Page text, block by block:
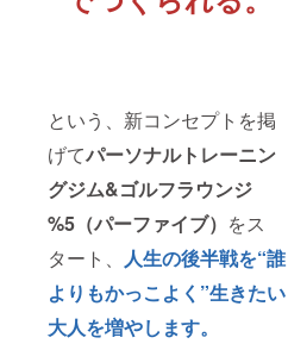
という、新コンセプトを掲
げてパーソナルトレーニン
グジム&ゴルフラウンジ
%5（パーファイブ） をス
タート、 人生の後半戦を“誰
よりもかっこよく”生きたい
大人を増やします。